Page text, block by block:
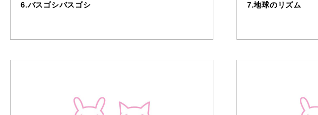
6.バスゴシバスゴシ 7.地球のリズム